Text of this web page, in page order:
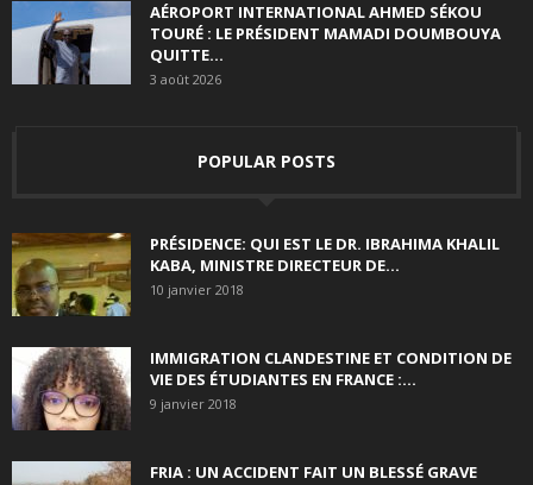
AÉROPORT INTERNATIONAL AHMED SÉKOU
TOURÉ : LE PRÉSIDENT MAMADI DOUMBOUYA
QUITTE...
3 août 2026
POPULAR POSTS
PRÉSIDENCE: QUI EST LE DR. IBRAHIMA KHALIL
KABA, MINISTRE DIRECTEUR DE...
10 janvier 2018
IMMIGRATION CLANDESTINE ET CONDITION DE
VIE DES ÉTUDIANTES EN FRANCE :...
9 janvier 2018
FRIA : UN ACCIDENT FAIT UN BLESSÉ GRAVE